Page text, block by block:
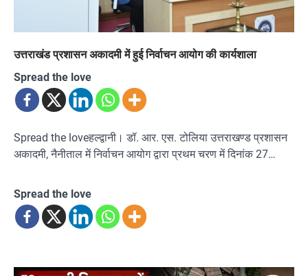
उत्तराखंड प्रशासन अकादमी में हुई निर्वाचन आयोग की कार्यशाला
Spread the love
Spread the loveहल्द्वानी। डॉ. आर. एस. टोलिया उत्तराखण्ड प्रशासन
अकादमी, नैनीताल में निर्वाचन आयोग द्वारा प्रथम चरण में दिनांक 27…
Spread the love